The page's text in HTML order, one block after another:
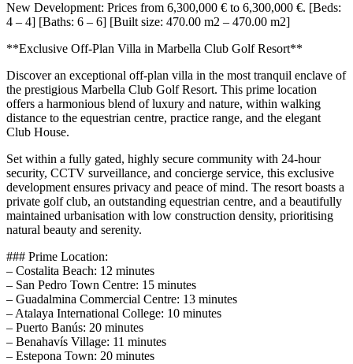
New Development: Prices from 6,300,000 € to 6,300,000 €. [Beds:
4 – 4] [Baths: 6 – 6] [Built size: 470.00 m2 – 470.00 m2]
**Exclusive Off-Plan Villa in Marbella Club Golf Resort**
Discover an exceptional off-plan villa in the most tranquil enclave of
the prestigious Marbella Club Golf Resort. This prime location
offers a harmonious blend of luxury and nature, within walking
distance to the equestrian centre, practice range, and the elegant
Club House.
Set within a fully gated, highly secure community with 24-hour
security, CCTV surveillance, and concierge service, this exclusive
development ensures privacy and peace of mind. The resort boasts a
private golf club, an outstanding equestrian centre, and a beautifully
maintained urbanisation with low construction density, prioritising
natural beauty and serenity.
### Prime Location:
– Costalita Beach: 12 minutes
– San Pedro Town Centre: 15 minutes
– Guadalmina Commercial Centre: 13 minutes
– Atalaya International College: 10 minutes
– Puerto Banús: 20 minutes
– Benahavís Village: 11 minutes
– Estepona Town: 20 minutes